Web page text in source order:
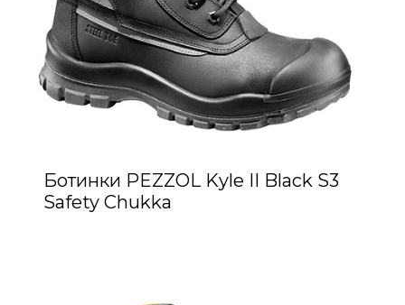
Ботинки PEZZOL Kyle II Black S3
Safety Chukka